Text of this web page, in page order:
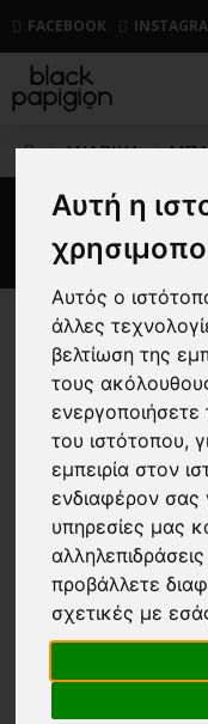
Αυτή η
Αυτός ο
άλλες
βελτίωση της
τους
ενεργοποιήσετε
του ιστότοπου,
εμπειρία στον
ενδιαφέρον σας
υπηρεσίες μας
προβάλλετε
σχετικές με
FACEBOOK
ΑΝΔΡΙΚΑ
T-